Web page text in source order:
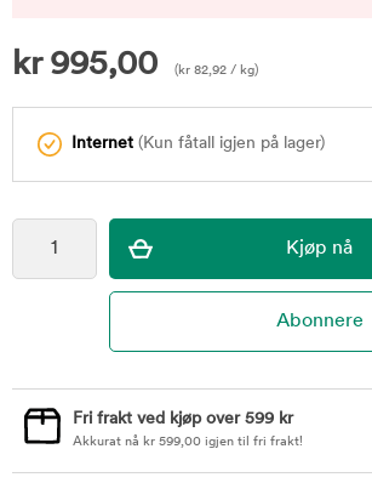
kr 995,00 ( kr 82,92 / kg)
Internet (Kun fåtall igjen på lager)
Fri frakt ved kjøp over 599 kr
Akkurat nå kr 599,00 igjen til fri frakt!